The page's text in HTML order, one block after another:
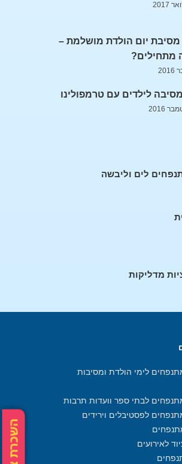
יום הולדת מושלמת –
מתחילים?
לילדים עם טרמפולינו
לים וליבשה
מדליקות
לימי הולדת ומסיבות
לבתי ספר וועדות תרבות
לפסטיבלים וירידים
לאירועים